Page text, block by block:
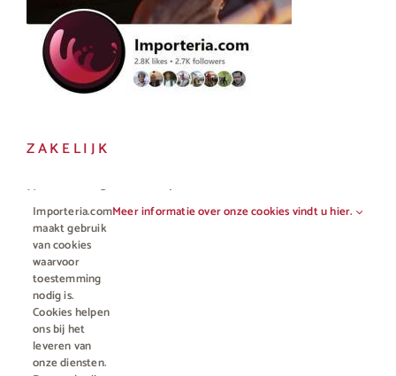
ZAKELIJK
Horeca en Gastronomie
Vakhandel
Importeria.com
maakt gebruik
van cookies
waarvoor
toestemming
nodig is.
Cookies helpen
ons bij het
leveren van
onze diensten.
Meer informatie over onze cookies vindt u hier.